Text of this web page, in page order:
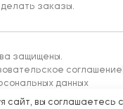
заказы.
защищены.
соглашение
данных
сайт, вы соглашаетесь